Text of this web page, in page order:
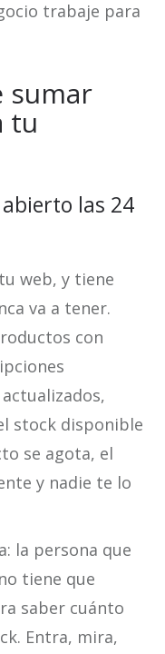
trabaje para
sumar
tu
las 24
web, y tiene
va a tener.
con
stock disponible
se agota, el
y nadie te lo
la persona que
tiene que
saber cuánto
Entra, mira,